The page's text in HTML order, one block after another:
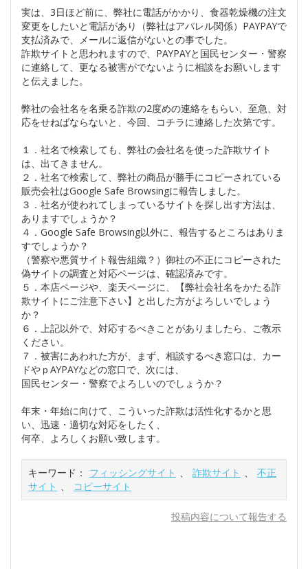
実は、3日ほど前に、弊社に電話がかかり、食器乾燥機の注文
変更をしたいと電話があり（弊社はアパレル関係）PAYPAYで
支払済みで、メールに返信がないとの事でした。
詐欺サイトと思われますので、PAYPAYと国民センター・警察
に連絡して、更なる被害がでないように相談をお願いします
と伝えました。
弊社の会社名を名乗る詐欺の2度めの連絡をもらい、至急、対
応をせねばならないと、今回、コチラに連絡した次第です。
１．社名で検索しても、弊社の会社名を使った詐欺サイト
は、出てきません。
２．社名で検索して、弊社の商品が勝手にコピーされている
販売会社はGoogle Safe Browsingに報告しました。
３．社名が使われてしまっているサイトを探し出す方法は、
ありますでしょうか？
４．Google Safe Browsing以外に、報告するところはありま
すでしょうか？
（警察や悪質サイト報告組織？）御社の不正にコピーされた
偽サイトの調査と対応ページは、確認済みです。
５．本店ページや、楽天ページに、【弊社会社名をかたる詐
欺サイトにご注意下さい】と出した方がよろしいでしょう
か？
６．上記以外で、対応するべきことがありましたら、ご教示
ください。
７．被害にあわれた方が、まず、相談するべき窓口は、カー
ドやｐAYPAYなどの窓口で、次には、
国民センター・警察でよろしいのでしょうか？
年末・年始に向けて、こういった詐欺は活性化するかと思
い、迅速・適切な対応をしたく、
何卒、よろしくお願い致します。
キーワード： フィッシングサイト 、 詐欺サイト 、
不正
サイト 、 コピーサイト
投稿内容について報告する